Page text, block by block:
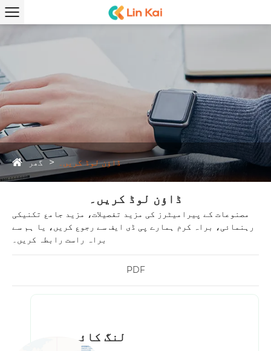
گھر ڈاؤن لوڈ کریں۔
ڈاؤن لوڈ کریں۔
مصنوعات کے پیرامیٹرز کی مزید تفصیلات، مزید جامع تکنیکی
رہنمائی، براہ کرم ہمارے پی ڈی ایف سے رجوع کریں، یا ہم سے
براہ راست رابطہ کریں۔
PDF
لنگ کائی